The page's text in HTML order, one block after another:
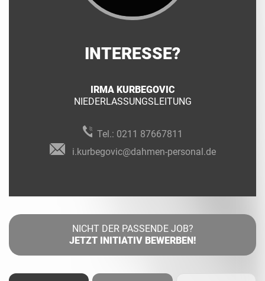
INTERESSE?
IRMA KURBEGOVIC
NIEDERLASSUNGSLEITUNG
Tel.: 0211 87667811
i.kurbegovic@dahmen-personal.de
NICHT DER PASSENDE JOB?
JETZT INITIATIV BEWERBEN!